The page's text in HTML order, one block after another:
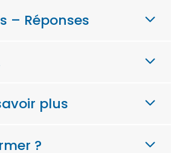
– Réponses
plus
?